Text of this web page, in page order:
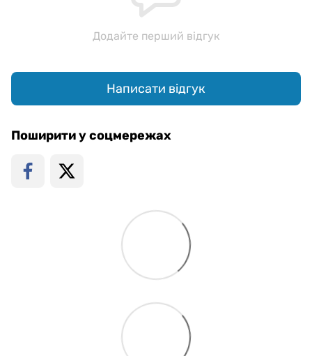
Додайте перший відгук
Написати відгук
Поширити у соцмережах